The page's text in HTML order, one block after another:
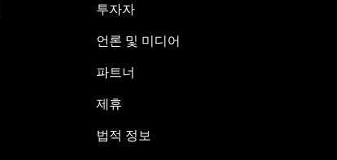
투자자
언론 및 미디어
파트너
제휴
법적 정보